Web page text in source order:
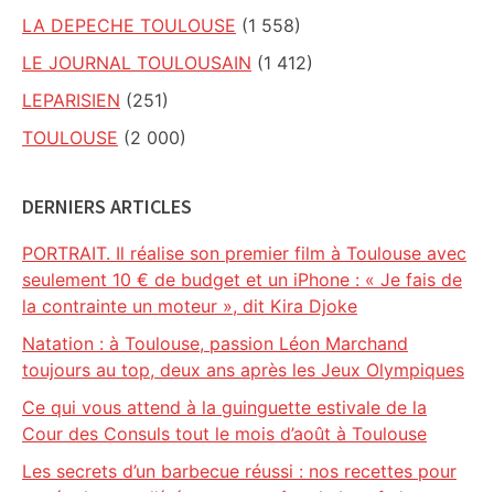
LA DEPECHE TOULOUSE (1 558)
LE JOURNAL TOULOUSAIN (1 412)
LEPARISIEN (251)
TOULOUSE (2 000)
DERNIERS ARTICLES
PORTRAIT. Il réalise son premier film à Toulouse avec
seulement 10 € de budget et un iPhone : « Je fais de
la contrainte un moteur », dit Kira Djoke
Natation : à Toulouse, passion Léon Marchand
toujours au top, deux ans après les Jeux Olympiques
Ce qui vous attend à la guinguette estivale de la
Cour des Consuls tout le mois d’août à Toulouse
Les secrets d’un barbecue réussi : nos recettes pour